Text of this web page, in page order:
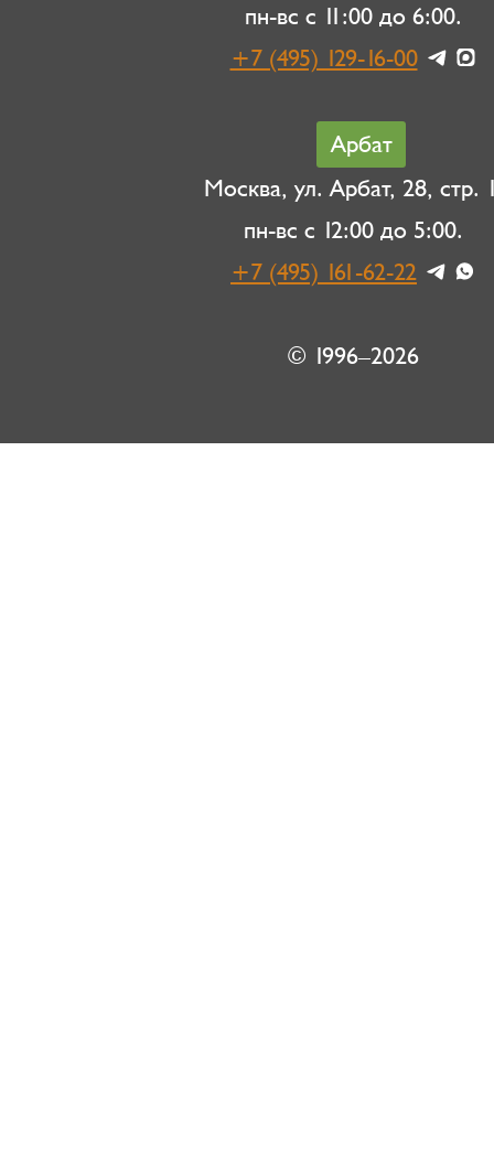
пн-вс с 11:00 до 6:00.
+7 (495) 129-16-00
Арбат
Москва, ул. Арбат, 28, стр.
пн-вс с 12:00 до 5:00.
+7 (495) 161-62-22
© 1996–2026